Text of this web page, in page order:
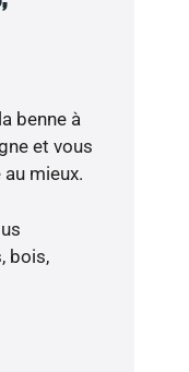
benne à
et vous
mieux.
bois,